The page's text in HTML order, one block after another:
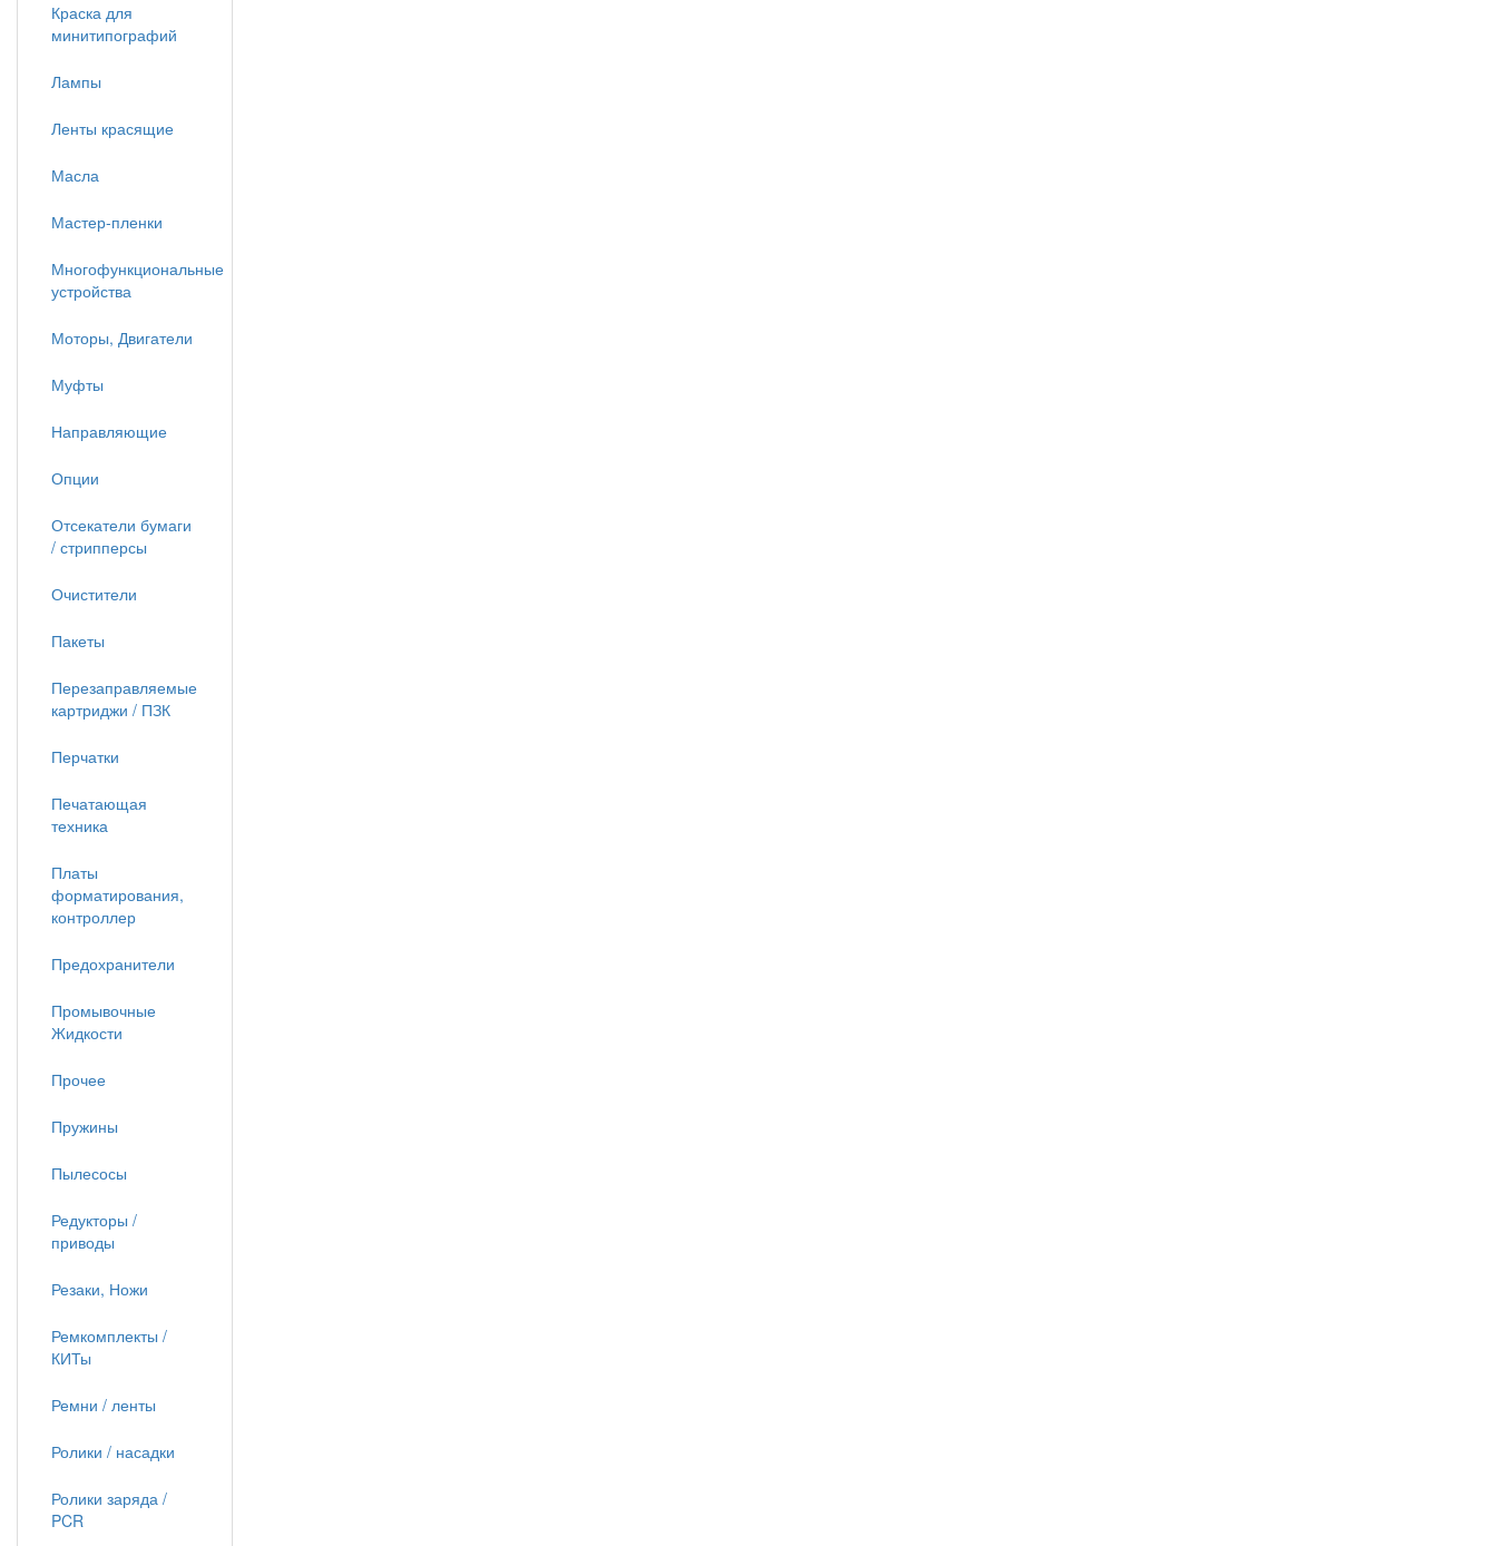
Краска для
минитипографий
Лампы
Ленты красящие
Масла
Мастер-пленки
Многофункциональные
устройства
Моторы, Двигатели
Муфты
Направляющие
Опции
Отсекатели бумаги
/ стрипперсы
Очистители
Пакеты
Перезаправляемые
картриджи / ПЗК
Перчатки
Печатающая
техника
Платы
форматирования,
контроллер
Предохранители
Промывочные
Жидкости
Прочее
Пружины
Пылесосы
Редукторы /
приводы
Резаки, Ножи
Ремкомплекты /
КИТы
Ремни / ленты
Ролики / насадки
Ролики заряда /
PCR